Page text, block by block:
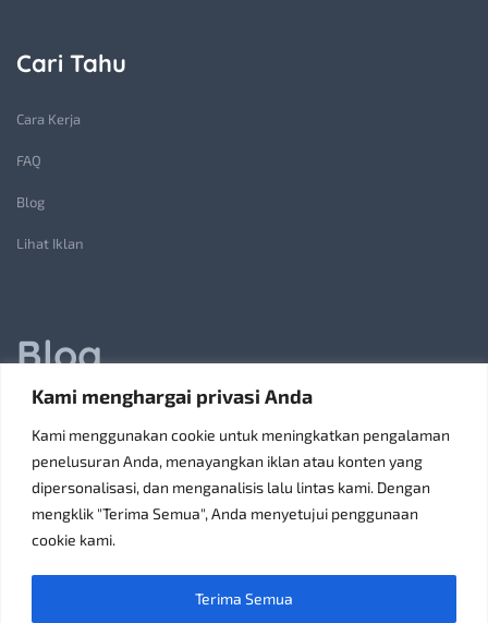
Kami menghargai privasi Anda
Kami menggunakan cookie untuk meningkatkan pengalaman
penelusuran Anda, menayangkan iklan atau konten yang
dipersonalisasi, dan menganalisis lalu lintas kami. Dengan
mengklik "Terima Semua", Anda menyetujui penggunaan
cookie kami.
Terima Semua
Cari Tahu
Cara Kerja
FAQ
Blog
Lihat Iklan
Blog
Jasa Pembuatan Lift Barang: Solusi Transportasi Vertikal
Receiving Parcels and Mail at a Rented Room in Singapore
6 Tips Pilih Oven Listrik Terbaik Sesuai Kebutuhan
Konsultan Pajak Bandung Jakarta Solusi Bisnis
Discoverypropertyid Solusi Website Properti Terbaik